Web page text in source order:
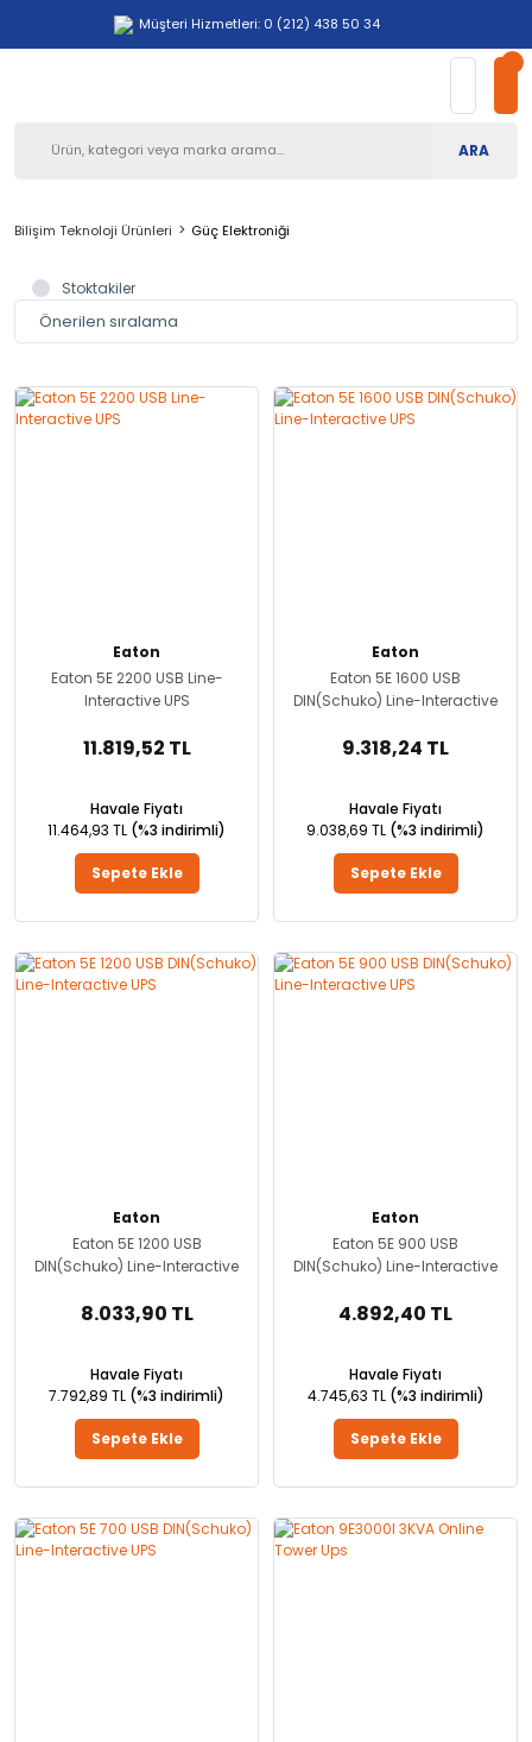
Müşteri Hizmetleri: 0 (212) 438 50 34
ARA
Bilişim Teknoloji Ürünleri Güç Elektroniği
Stoktakiler
Eaton
Eaton 5E 2200 USB Line-
Interactive UPS
11.819,52 TL
Havale Fiyatı
11.464,93 TL (%3 indirimli)
Sepete Ekle
Eaton
Eaton 5E 1600 USB
DIN(Schuko) Line-Interactive
9.318,24 TL
Havale Fiyatı
9.038,69 TL (%3 indirimli)
Sepete Ekle
Eaton
Eaton 5E 1200 USB
DIN(Schuko) Line-Interactive
8.033,90 TL
Havale Fiyatı
7.792,89 TL (%3 indirimli)
Sepete Ekle
Eaton
Eaton 5E 900 USB
DIN(Schuko) Line-Interactive
4.892,40 TL
Havale Fiyatı
4.745,63 TL (%3 indirimli)
Sepete Ekle